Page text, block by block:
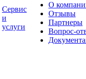
Сервис
и
услуги
О
Отзывы
Партнеры
Вопрос-